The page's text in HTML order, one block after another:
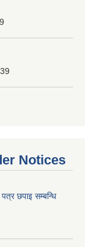
Notices
छपाइ सम्बन्धि